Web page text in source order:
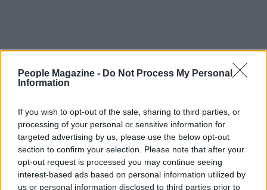
People Magazine - Do Not Process My Personal
Information
If you wish to opt-out of the sale, sharing to third parties, or
processing of your personal or sensitive information for
targeted advertising by us, please use the below opt-out
section to confirm your selection. Please note that after your
opt-out request is processed you may continue seeing
interest-based ads based on personal information utilized by
us or personal information disclosed to third parties prior to